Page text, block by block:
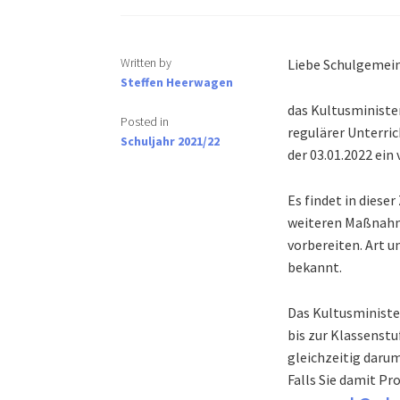
Written by
Steffen Heerwagen
Posted in
Schuljahr 2021/22
Liebe
das
regulärer
der 03.01.2022
Es findet in
weiteren
vorbereiten. Art
bekannt.
Das
bis zur
gleichzeitig
Falls Sie damit